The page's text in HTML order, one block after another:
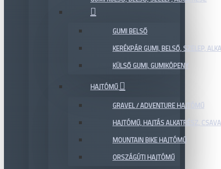
GUMI BELSŐ
KERÉKPÁR GUMI, BELSŐ, SZELEP,
KÜLSŐ GUMI, GUMIKÖPENY
HAJTÓMŰ
GRAVEL / ADVENTURE HAJTÓMŰ
HAJTÓMŰ, HAJTÁS ALKATRÉSZ,
MOUNTAIN BIKE HAJTÓMŰ
ORSZÁGÚTI HAJTÓMŰ